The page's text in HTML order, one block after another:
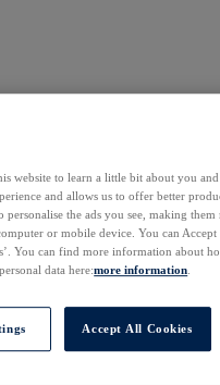
website to learn a little bit about you
and allows us to offer better
personalise the ads you see, making
or mobile device. You can
You can find more information about
data here:more information
Accept All Cookies